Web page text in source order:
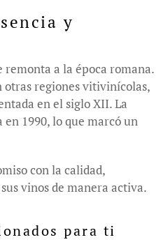
y
remonta a la época romana.
otras regiones vitivinícolas,
en el siglo XII. La
1990, lo que marcó un
con la calidad,
vinos de manera activa.
para ti